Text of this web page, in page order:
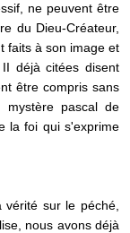
ne peuvent être
du Dieu-Créateur,
faits à son image et
déjà citées disent
être compris sans
mystère pascal de
la foi qui s'exprime
sur le péché,
nous avons déjà